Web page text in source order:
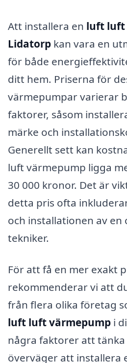
Att installera en luft luft
Lidatorp kan vara en
för både
ditt hem. Priserna för
värmepumpar varierar
faktorer, såsom
märke och
Generellt sett kan
luft värmepump ligga
30 000 kronor. Det är
detta pris ofta
och installationen av en
tekniker.
För att få en mer exakt
rekommenderar vi att
från flera olika företag
luft luft värmepump i
några faktorer att tänka
överväger att installera